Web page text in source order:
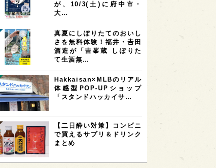
が、10/3(土)に府中市・
大…
真夏にしぼりたてのおいし
さを無料体験！福井・𠮷田
酒造が「吉峯蔵 しぼりた
て生酒無…
Hakkaisan×MLBのリアル
体感型POP-UPショップ
「スタンドハッカイサ…
【二日酔い対策】コンビニ
で買えるサプリ＆ドリンク
まとめ